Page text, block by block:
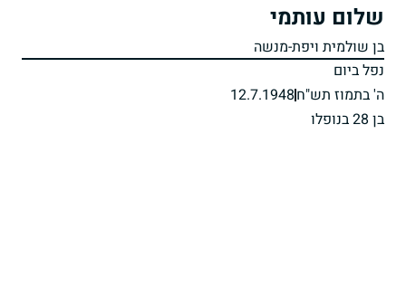
שלום עותמי
בן שולמית ויפת-מנשה
נפל ביום
ה' בתמוז תש"ח12.7.1948
בן 28 בנופלו